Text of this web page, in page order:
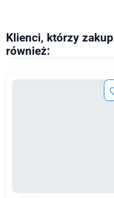
Klienci, którzy
również: